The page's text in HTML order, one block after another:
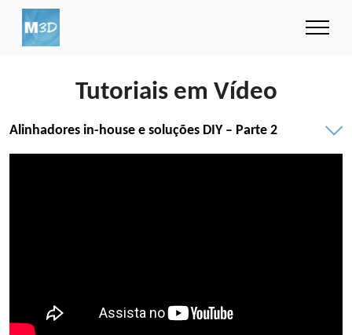
Tutoriais em Vídeo
Alinhadores in-house e soluções DIY – Parte 2